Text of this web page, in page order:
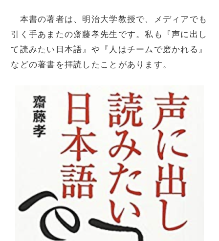
本書の著者は、明治大学教授で、メディアでも
引く手あまたの齋藤孝先生です。私も『声に出し
て読みたい日本語』や『人はチームで磨かれる』
などの著書を拝読したことがあります。